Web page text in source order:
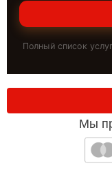
Полный список
Мы